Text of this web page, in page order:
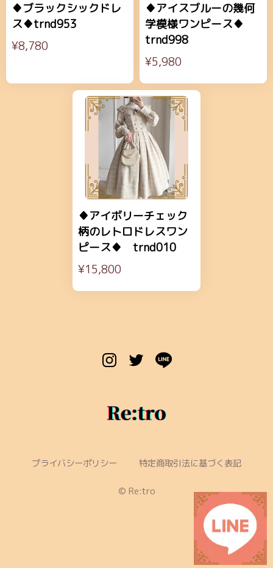
♦ブラックシックドレ
ス♦trnd953
¥8,780
♦アイスブルーの幾何
学模様ワンピース♦
trnd998
¥5,980
♦アイボリーチェック
柄のレトロドレスワン
ピース♦ trnd010
¥15,800
プライバシーポリシー 特定商取引法に基づく表記
©︎ Re:tro